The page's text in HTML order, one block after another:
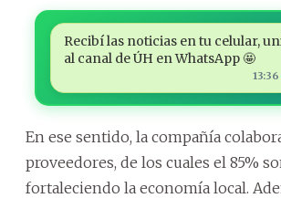
Recibí las noticias en tu celular,
al canal de ÚH en WhatsApp 🤩
13:36
En ese sentido, la compañía
proveedores, de los cuales el 85%
fortaleciendo la economía local.